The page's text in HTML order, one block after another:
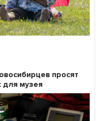
просят
для музея